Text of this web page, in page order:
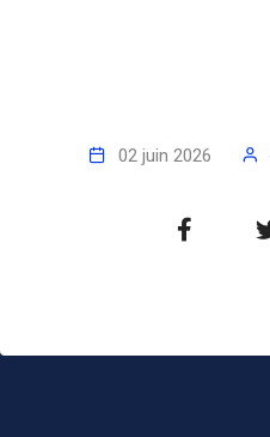
02 juin 2026